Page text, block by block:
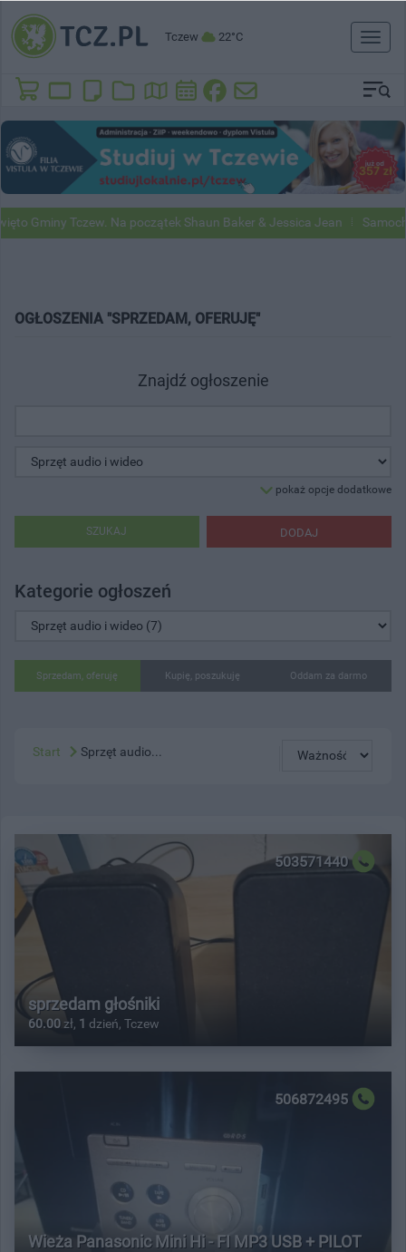
Tczew 22°C
Toggle
Gminy Tczew. Na początek Shaun Baker & Jessica Jean
OGŁOSZENIA "SPRZEDAM, OFERUJĘ"
Znajdź ogłoszenie
pokaż opcje dodatkowe
DODAJ
SZUKAJ
Kategorie ogłoszeń
Sprzedam, oferuję Kupię, poszukuję Oddam za darmo
Start Sprzęt audio...
503571440
sprzedam głośniki
60.00 zł, 1 dzień, Tczew
506872495
Wieża Panasonic Mini Hi - FI MP3 USB + PILOT